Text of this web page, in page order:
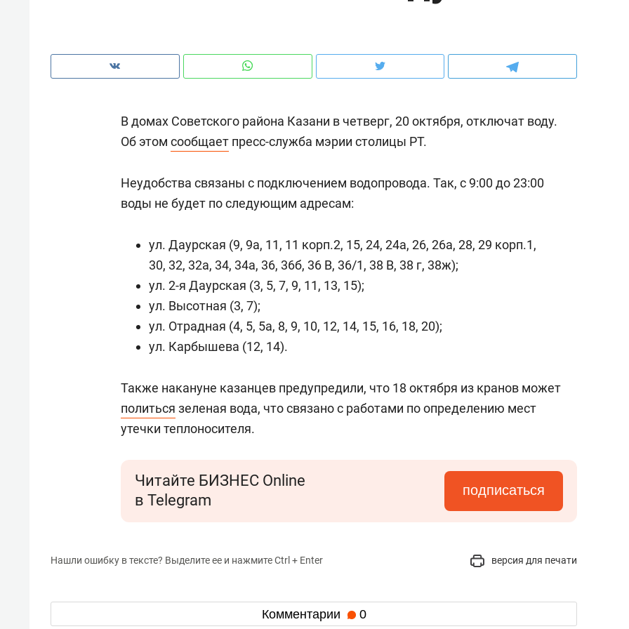
В домах Советского района Казани в четверг, 20 октября, отключат воду.
Об этом сообщает пресс-служба мэрии столицы РТ.
Неудобства связаны с подключением водопровода. Так, с 9:00 до 23:00
воды не будет по следующим адресам:
ул. Даурская (9, 9а, 11, 11 корп.2, 15, 24, 24а, 26, 26а, 28, 29 корп.1,
30, 32, 32а, 34, 34а, 36, 36б, 36 В, 36/1, 38 В, 38 г, 38ж);
ул. 2-я Даурская (3, 5, 7, 9, 11, 13, 15);
ул. Высотная (3, 7);
ул. Отрадная (4, 5, 5а, 8, 9, 10, 12, 14, 15, 16, 18, 20);
ул. Карбышева (12, 14).
Также накануне казанцев предупредили, что 18 октября из кранов может
политься зеленая вода, что связано с работами по определению мест
утечки теплоносителя.
Читайте БИЗНЕС Online
в Telegram
подписаться
Нашли ошибку в тексте? Выделите ее и нажмите Ctrl + Enter версия для печати
Комментарии 0
Оставить шум за волной: как
строят тишину в казанском
Рекомендуем
Психотерапевт «Фороса»:
«Директорский невроз» –
свою сверхнагрузку
стрессом»
Рекомендуем